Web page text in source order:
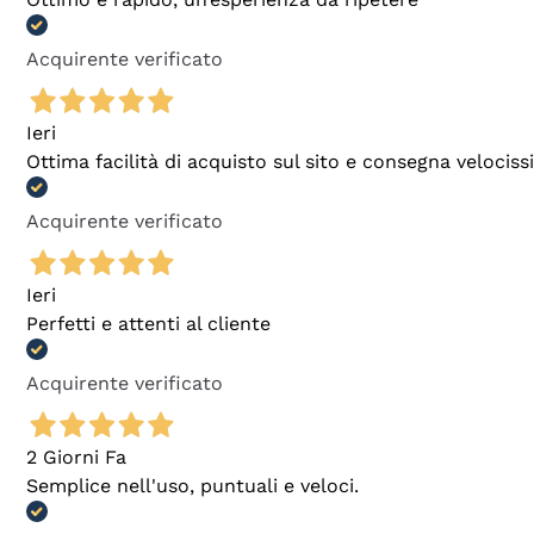
Acquirente verificato
Ieri
Ottima facilità di acquisto sul sito e consegna
Acquirente verificato
Ieri
Perfetti e attenti al cliente
Acquirente verificato
2 Giorni Fa
Semplice nell'uso, puntuali e veloci.